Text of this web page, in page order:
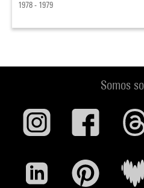
1978 - 1979
Somos